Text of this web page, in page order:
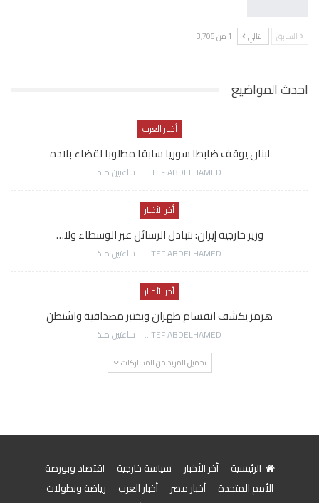
السابق التالي 1 من 3٬705
احدث المواضيع
أخبار العرب
لبنان يوقف ضابطا سوريا سابقا مطلوبا لقضاء بلاده
AWATEF ABDELHAMED ساعتين منذ
أخر الأخبار
وزير خارجية إيران: نتبادل الرسائل عبر الوسطاء ولا…
AWATEF ABDELHAMED ساعتين منذ
أخر الأخبار
هرمز يكشف انقسام طهران ويختبر مصداقية واشنطن
AWATEF ABDELHAMED ساعتين منذ
تحميل المزيد من المشاركات
الرئيسية أخر الأخبار سياسة خارجية
اقتصاد وبورصة
الأمم المتحدة
أخبار مصر أخبار العرب
رياضة وبطولات